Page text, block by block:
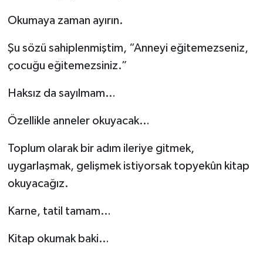
Okumaya zaman ayırın.
Şu sözü sahiplenmiştim, “Anneyi eğitemezseniz,
çocuğu eğitemezsiniz.”
Haksız da sayılmam…
Özellikle anneler okuyacak…
Toplum olarak bir adım ileriye gitmek,
uygarlaşmak, gelişmek istiyorsak topyekûn kitap
okuyacağız.
Karne, tatil tamam…
Kitap okumak baki…